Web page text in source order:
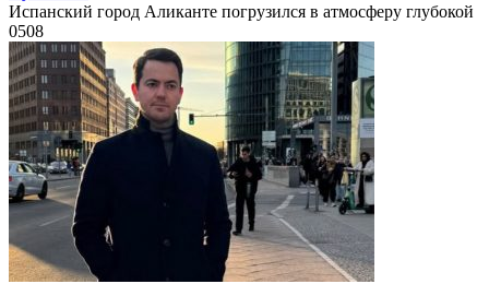
Испанский город Аликанте погрузился в атмосферу глубокой
0508